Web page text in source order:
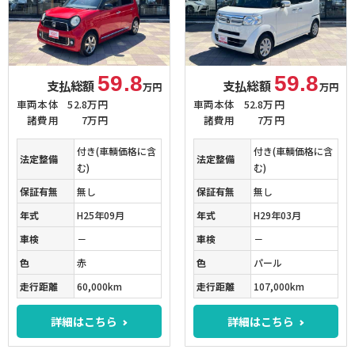
支払総額 59.8万円
車両本体
52.8万円
諸費用
7万円
法定整備
付き(車輌価格に含
む)
保証有無
無し
年式
H25年09月
車検
－
色
赤
走行距離
60,000km
詳細はこちら
支払総額 59.8万円
車両本体
52.8万円
諸費用
7万円
法定整備
付き(車輌価格に含
む)
保証有無
無し
年式
H29年03月
車検
－
色
パール
走行距離
107,000km
詳細はこちら